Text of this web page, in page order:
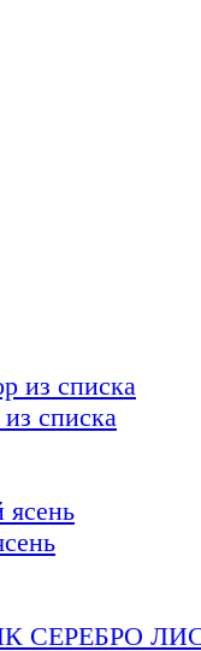
списка